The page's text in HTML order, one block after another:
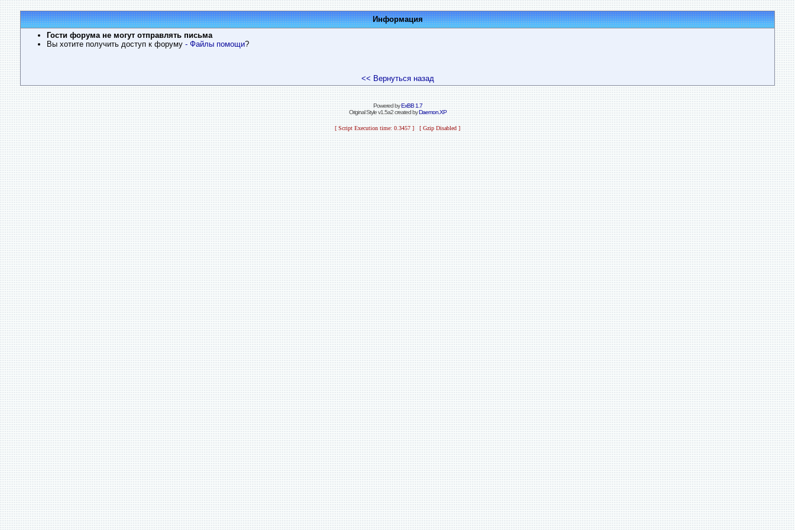
Информация
Гости форума не могут отправлять письма
Вы хотите получить доступ к форуму - Файлы помощи?
<< Вернуться назад
Powered byExBB 1.7
Original Style v1.5a2 created byDaemon.XP
[ Script Execution time: 0.3457 ] [ Gzip Disabled ]